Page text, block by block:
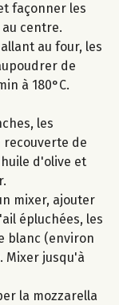
façonner les
centre.
au four, les
de
à 180°C.
les
recouverte de
d'olive et
mixer, ajouter
épluchées, les
blanc (environ
Mixer jusqu'à
la mozzarella